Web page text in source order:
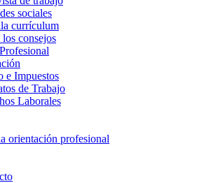
sociales
currículum
los consejos
e Impuestos
de Trabajo
Laborales
orientación profesional